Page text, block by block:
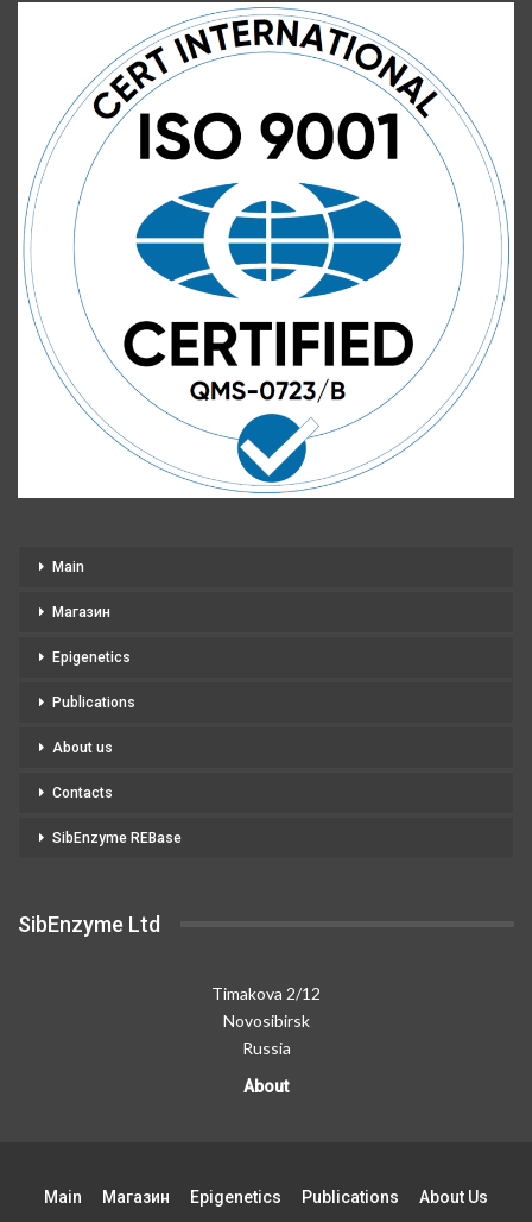
Main
Магазин
Epigenetics
Publications
About us
Contacts
SibEnzyme REBase
SibEnzyme Ltd
Timakova 2/12
Novosibirsk
Russia
About
Main Магазин Epigenetics Publications
About Us